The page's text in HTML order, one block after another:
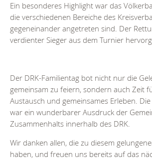
Ein besonderes Highlight war das
die verschiedenen Bereiche des
gegeneinander angetreten sind. Der
verdienter Sieger aus dem Turnier
Der DRK-Familientag bot nicht nur die
gemeinsam zu feiern, sondern auch Zeit
Austausch und gemeinsames Erleben.
war ein wunderbarer Ausdruck der
Zusammenhalts innerhalb des DRK.
Wir danken allen, die zu diesem
haben, und freuen uns bereits auf das